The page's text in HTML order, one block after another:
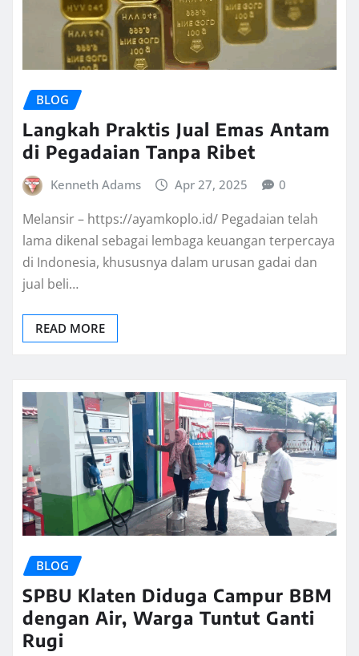
BLOG
Langkah Praktis Jual Emas Antam
di Pegadaian Tanpa Ribet
Kenneth Adams Apr 27, 2025 0
Melansir – https://ayamkoplo.id/ Pegadaian telah
lama dikenal sebagai lembaga keuangan terpercaya
di Indonesia, khususnya dalam urusan gadai dan
jual beli…
READ MORE
BLOG
SPBU Klaten Diduga Campur BBM
dengan Air, Warga Tuntut Ganti
Rugi